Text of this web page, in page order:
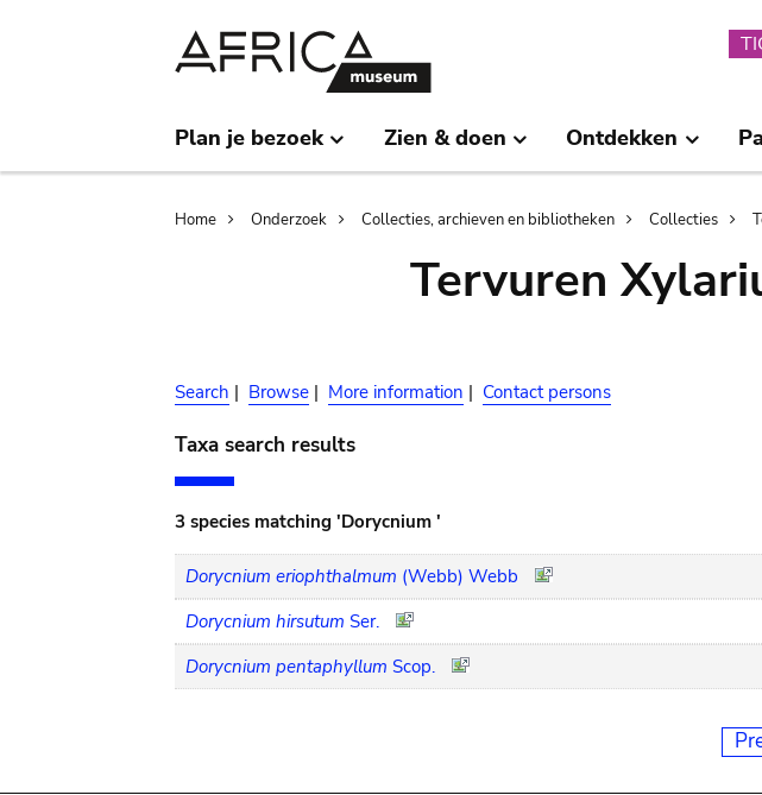
Plan je bezoek Zien & doen Ontdekken
Breadcrumb
Home Onderzoek Collecties, archieven en bibliotheken Collecties
Tervuren
Search | Browse | More information | Contact persons
Taxa search results
3 species matching 'Dorycnium '
Dorycnium eriophthalmum (Webb) Webb
Dorycnium hirsutum Ser.
Dorycnium pentaphyllum Scop.